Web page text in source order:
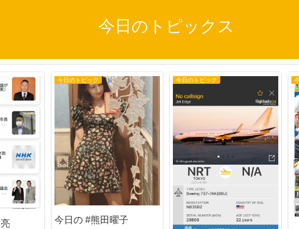
今日のトピックス
今日のトピック
今日の #熊田曜子
今日のトピック